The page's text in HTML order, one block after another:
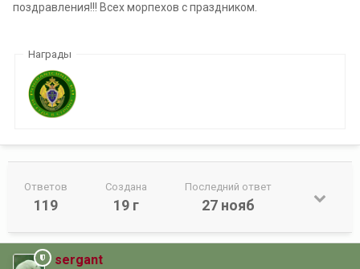
поздравления!!! Всех морпехов с праздником.
Награды
Ответов
119
Создана
19 г
Последний ответ
27 нояб
sergant